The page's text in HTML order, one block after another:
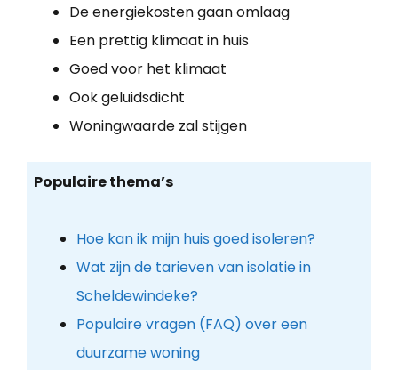
De energiekosten gaan omlaag
Een prettig klimaat in huis
Goed voor het klimaat
Ook geluidsdicht
Woningwaarde zal stijgen
Populaire thema’s
Hoe kan ik mijn huis goed isoleren?
Wat zijn de tarieven van isolatie in
Scheldewindeke?
Populaire vragen (FAQ) over een
duurzame woning